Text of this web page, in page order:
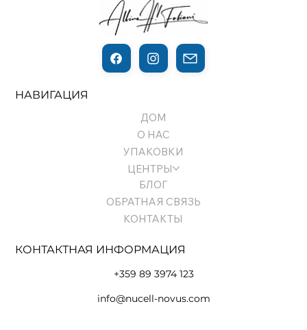
КОНТАКТНАЯ ИНФОРМАЦИЯ
+359 89 3974 123
info@nucell-novus.com
НАВИГАЦИЯ
ДОМ
О НАС
УПАКОВКИ
ЦЕНТРЫ
БЛОГ
ОБРАТНАЯ СВЯЗЬ
КОНТАКТЫ